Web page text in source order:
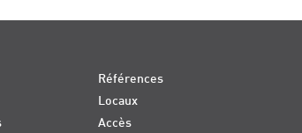
Références
Locaux
Accès